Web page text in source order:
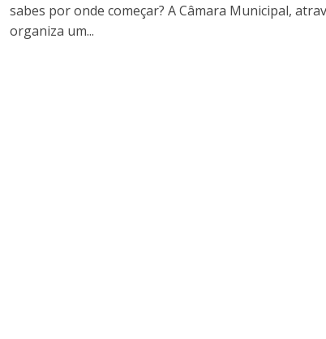
sabes por onde começar? A Câmara Municipal,
organiza um...